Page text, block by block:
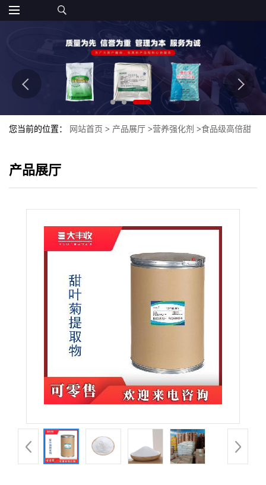
您当前的位置： 网站首页 > 产品展厅 >营养强化剂 >食品级高倍甜
产品展厅